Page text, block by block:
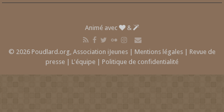
Animé avec &
© 2026 Poudlard.org, Association iJeunes | Mentions légales | Revue de
presse | L'équipe | Politique de confidentialité